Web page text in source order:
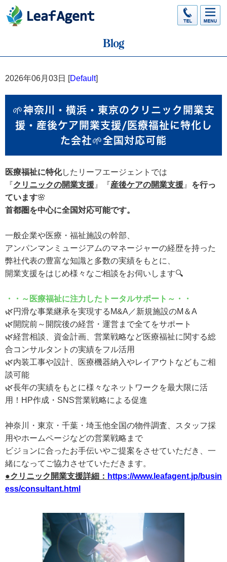
2026年06月03日 [Default]
🌱神奈川・横浜・東京のクリニック開業支
援・産後ケア開業支援/医療福祉に特化し
た会社🌱全国対応可能
医療福祉に特化したリーフエージェントでは
『クリニックの開業支援 』『産後ケアの開業支援 』 を行っ
ています🌸
首都圏を中心に全国対応可能です。
一般企業や医療・福祉施設の幹部、
アンパンマンミュージアムのマネージャーの経歴を持った
弊社代表の豊富な知識と多数の実績をもとに、
開業支援をはじめ様々なご相談をお伺いします🔍
・・～医療福祉に注力したトータルサポート～・・
🌿円滑な事業継承を実現するM&A／新規施設のM＆A
🌿開院前～開院後の経営・運営まで全てをサポート
🌿経営相談、資金計画、営業戦略など医療福祉に関する総
合コンサルタントの実績をフル活用
🌿内装工事や設計、医療機器納入やレイアウトなどもご相
談可能
🌿長年の実績をもとに様々なネットワークを最大限に活
用！HP作成・SNS営業戦略による促進
神奈川・東京・千葉・埼玉他全国の物件調査、スタッフ採
用やホームページなどの営業戦略まで
ビジョンに合ったお手伝いやご提案をさせていただき、一
緒になってご協力させていただきます。
●クリニック開業支援詳細： https://www.leafagent.jp/busin
ess/consultant.html